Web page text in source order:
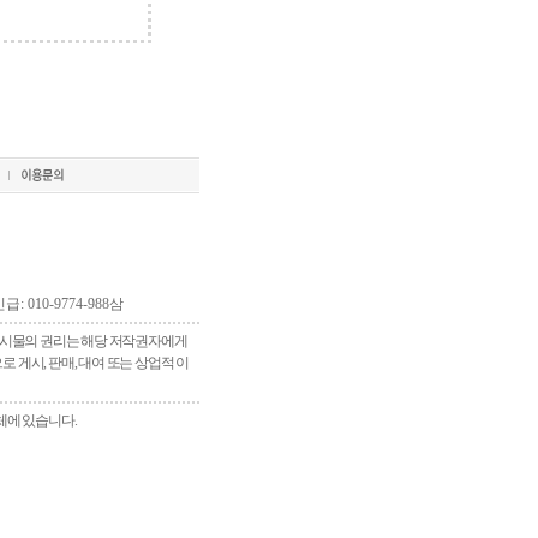
: 010-9774-988삼
물의 권리는 해당 저작권자에게
게시, 판매, 대여 또는 상업적 이
에 있습니다.